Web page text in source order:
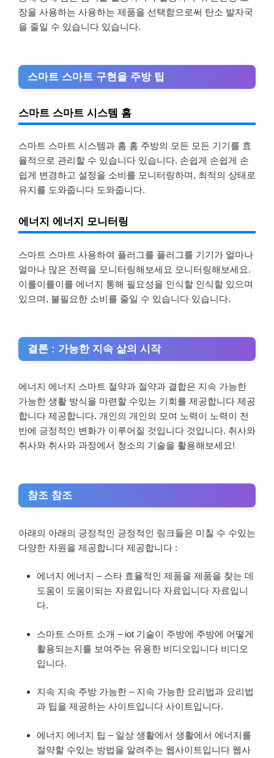
장을 사용하는 사용하는 제품을 선택함으로써 탄소 발자국
을 줄일 수 있습니다 있습니다.
스마트 스마트 구현을 주방 팁
스마트 스마트 시스템 홈
스마트 스마트 시스템과 홈 홈 주방의 모든 모든 기기를 효
율적으로 관리할 수 있습니다 있습니다. 손쉽게 손쉽게 손
쉽게 변경하고 설정을 소비를 모니터링하며, 최적의 상태로
유지를 도와줍니다 도와줍니다.
에너지 에너지 모니터링
스마트 스마트 사용하여 플러그를 플러그를 기기가 얼마나
얼마나 많은 전력을 모니터링해보세요 모니터링해보세요.
이를이를이를 에너지 통해 필요성을 인식할 인식할 있으며
있으며, 불필요한 소비를 줄일 수 있습니다 있습니다.
결론 : 가능한 지속 삶의 시작
에너지 에너지 스마트 절약과 절약과 결합은 지속 가능한
가능한 생활 방식을 마련할 수있는 기회를 제공합니다 제공
합니다 제공합니다. 개인의 개인의 모여 노력이 노력이 전
반에 긍정적인 변화가 이루어질 것입니다 것입니다. 취사와
취사와 취사와 과정에서 청소의 기술을 활용해보세요!
참조 참조
아래의 아래의 긍정적인 긍정적인 링크들은 미칠 수 수있는
다양한 자원을 제공합니다 제공합니다 :
에너지 에너지 – 스타 효율적인 제품을 제품을 찾는 데
도움이 도움이되는 자료입니다 자료입니다 자료입니
다.
스마트 스마트 소개 – iot 기술이 주방에 주방에 어떻게
활용되는지를 보여주는 유용한 비디오입니다 비디오
입니다.
지속 지속 주방 가능한 – 지속 가능한 요리법과 요리법
과 팁을 제공하는 사이트입니다 사이트입니다.
에너지 에너지 팁 – 일상 생활에서 생활에서 에너지를
절약할 수있는 방법을 알려주는 웹사이트입니다 웹사